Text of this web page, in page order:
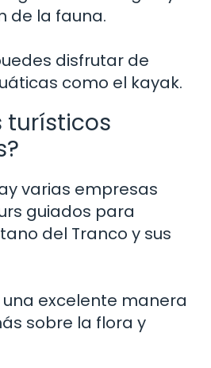
de la fauna.
disfrutar de
como el kayak.
turísticos
varias empresas
guiados para
del Tranco y sus
una excelente manera
sobre la flora y